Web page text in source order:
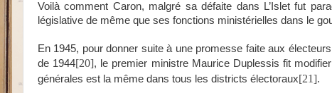
Voilà comment Caron, malgré sa défaite dans L’Islet fut
législative de même que ses fonctions ministérielles dans le
En 1945, pour donner suite à une promesse faite aux
de 1944[20], le premier ministre Maurice Duplessis fit
générales est la même dans tous les districts électoraux[21].